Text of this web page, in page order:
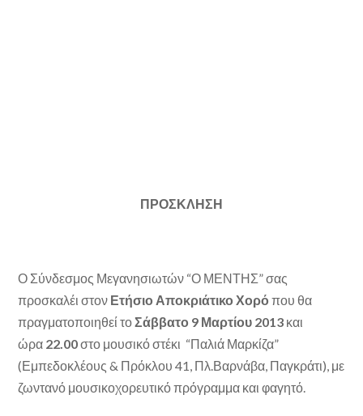
ΠΡΟΣΚΛΗΣΗ
Ο Σύνδεσμος Μεγανησιωτών “Ο ΜΕΝΤΗΣ” σας
προσκαλέι στον Ετήσιο Αποκριάτικο Χορό που θα
πραγματοποιηθεί τοΣάββατο 9 Μαρτίου 2013 και
ώρα 22.00στο μουσικό στέκι “Παλιά Μαρκίζα”
(Εμπεδοκλέους & Πρόκλου 41, Πλ.Βαρνάβα, Παγκράτι), με
ζωντανό μουσικοχορευτικό πρόγραμμα και φαγητό.